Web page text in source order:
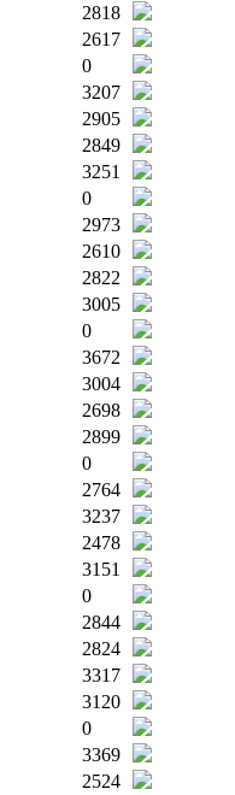
2818
2617
0
3207
2905
2849
3251
0
2973
2610
2822
3005
0
3672
3004
2698
2899
0
2764
3237
2478
3151
0
2844
2824
3317
3120
0
3369
2524